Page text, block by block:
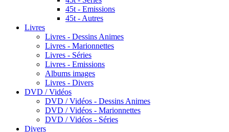
45t - Emissions
45t - Autres
Livres
Livres - Dessins Animes
Livres - Marionnettes
Livres - Séries
Livres - Emissions
Albums images
Livres - Divers
DVD / Vidéos
DVD / Vidéos - Dessins Animes
DVD / Vidéos - Marionnettes
DVD / Vidéos - Séries
Divers